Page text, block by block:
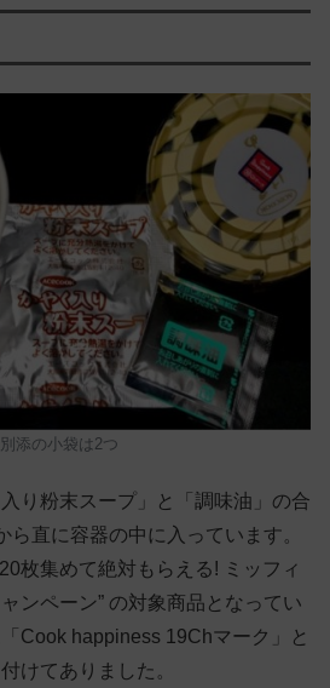
別添の小袋は2つ
り粉末スープ」と「調味油」の合
直に容器の中に入っています。
枚集めて絶対もらえる! ミッフィ
ンペーン” の対象商品となってい
Cook happiness 19Chマーク」と
けてありました。